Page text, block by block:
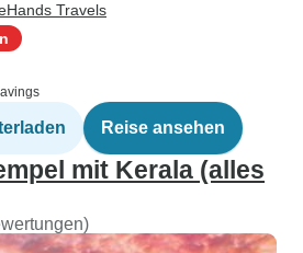
Travels
Reise ansehen
mit Kerala (alles